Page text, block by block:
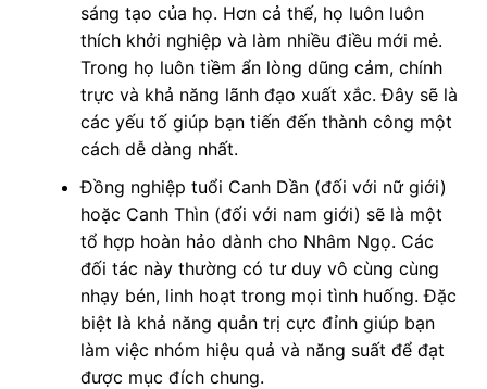
sáng tạo của họ. Hơn cả thế, họ luôn luôn
thích khởi nghiệp và làm nhiều điều mới mẻ.
Trong họ luôn tiềm ẩn lòng dũng cảm, chính
trực và khả năng lãnh đạo xuất xắc. Đây sẽ là
các yếu tố giúp bạn tiến đến thành công một
cách dễ dàng nhất.
Đồng nghiệp tuổi Canh Dần (đối với nữ giới)
hoặc Canh Thìn (đối với nam giới) sẽ là một
tổ hợp hoàn hảo dành cho Nhâm Ngọ. Các
đối tác này thường có tư duy vô cùng cùng
nhạy bén, linh hoạt trong mọi tình huống. Đặc
biệt là khả năng quản trị cực đỉnh giúp bạn
làm việc nhóm hiệu quả và năng suất để đạt
được mục đích chung.